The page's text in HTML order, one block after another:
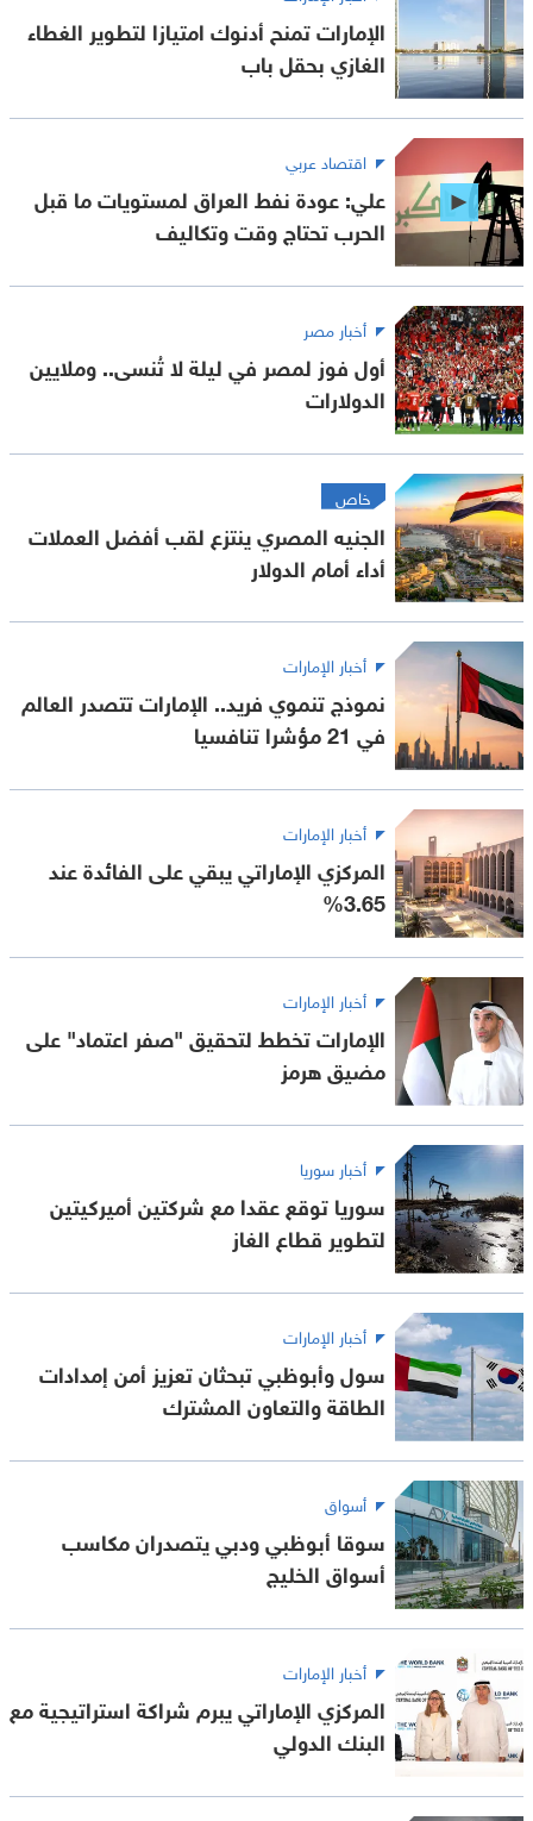
الإمارات تمنح أدنوك امتيازا لتطوير الغطاء
الغازي بحقل باب
اقتصاد عربي
علي: عودة نفط العراق لمستويات ما قبل
الحرب تحتاج وقت وتكاليف
أخبار مصر
أول فوز لمصر في ليلة لا تُنسى.. وملايين
الدولارات
خاص
الجنيه المصري ينتزع لقب أفضل العملات
أداء أمام الدولار
أخبار الإمارات
نموذج تنموي فريد.. الإمارات تتصدر العالم
في 21 مؤشرا تنافسيا
أخبار الإمارات
المركزي الإماراتي يبقي على الفائدة عند
3.65%
أخبار الإمارات
الإمارات تخطط لتحقيق "صفر اعتماد" على
مضيق هرمز
أخبار سوريا
سوريا توقع عقدا مع شركتين أميركيتين
لتطوير قطاع الغاز
أخبار الإمارات
سول وأبوظبي تبحثان تعزيز أمن إمدادات
الطاقة والتعاون المشترك
أسواق
سوقا أبوظبي ودبي يتصدران مكاسب
أسواق الخليج
أخبار الإمارات
المركزي الإماراتي يبرم شراكة استراتيجية مع
البنك الدولي